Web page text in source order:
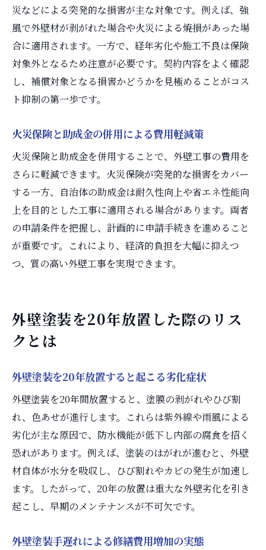
災などによる突発的な損害が主な対象です。例えば、強
風で外壁材が剥がれた場合や火災による焼損があった場
合に適用されます。一方で、経年劣化や施工不良は保険
対象外となるため注意が必要です。契約内容をよく確認
し、補償対象となる損害かどうかを見極めることがコス
ト抑制の第一歩です。
火災保険と助成金の併用による費用軽減策
火災保険と助成金を併用することで、外壁工事の費用を
さらに軽減できます。火災保険が突発的な損害をカバー
する一方、自治体の助成金は耐久性向上や省エネ性能向
上を目的とした工事に適用される場合があります。両者
の申請条件を把握し、計画的に申請手続きを進めること
が重要です。これにより、経済的負担を大幅に抑えつ
つ、質の高い外壁工事を実現できます。
外壁塗装を20年放置した際のリス
クとは
外壁塗装を20年放置すると起こる劣化症状
外壁塗装を20年間放置すると、塗膜の剥がれやひび割
れ、色あせが進行します。これらは紫外線や雨風による
劣化が主な原因で、防水機能が低下し内部の腐食を招く
恐れがあります。例えば、塗装のはがれが進むと、外壁
材自体が水分を吸収し、ひび割れやカビの発生が加速し
ます。したがって、20年の放置は重大な外壁劣化を引き
起こし、早期のメンテナンスが不可欠です。
外壁塗装手遅れによる修繕費用増加の実態